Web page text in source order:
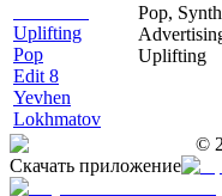
Uplifting
Pop
Edit 8
Yevhen
Lokhmatov
Pop,
Uplifting
©
Скачать приложение